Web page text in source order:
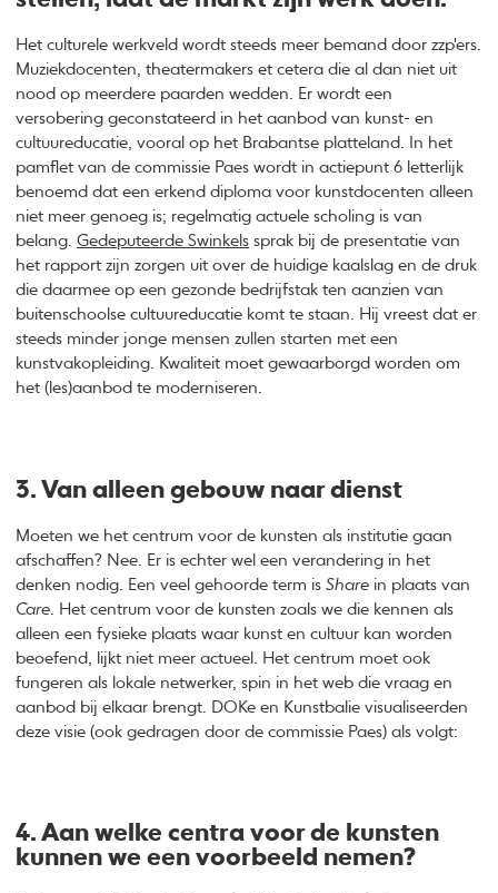
Het culturele werkveld wordt steeds meer bemand door zzp'ers.
Muziekdocenten, theatermakers et cetera die al dan niet uit
nood op meerdere paarden wedden. Er wordt een
versobering geconstateerd in het aanbod van kunst- en
cultuureducatie, vooral op het Brabantse platteland. In het
pamflet van de commissie Paes wordt in actiepunt 6 letterlijk
benoemd dat een erkend diploma voor kunstdocenten alleen
niet meer genoeg is; regelmatig actuele scholing is van
belang.Gedeputeerde Swinkels sprak bij de presentatie van
het rapport zijn zorgen uit over de huidige kaalslag en de druk
die daarmee op een gezonde bedrijfstak ten aanzien van
buitenschoolse cultuureducatie komt te staan. Hij vreest dat er
steeds minder jonge mensen zullen starten met een
kunstvakopleiding. Kwaliteit moet gewaarborgd worden om
het (les)aanbod te moderniseren.
3. Van alleen gebouw naar dienst
Moeten we het centrum voor de kunsten als institutie gaan
afschaffen? Nee. Er is echter wel een verandering in het
denken nodig. Een veel gehoorde term isShare in plaats van
Care . Het centrum voor de kunsten zoals we die kennen als
alleen een fysieke plaats waar kunst en cultuur kan worden
beoefend, lijkt niet meer actueel. Het centrum moet ook
fungeren als lokale netwerker, spin in het web die vraag en
aanbod bij elkaar brengt. DOKe en Kunstbalie visualiseerden
deze visie (ook gedragen door de commissie Paes) als volgt:
4. Aan welke centra voor de kunsten
kunnen we een voorbeeld nemen?